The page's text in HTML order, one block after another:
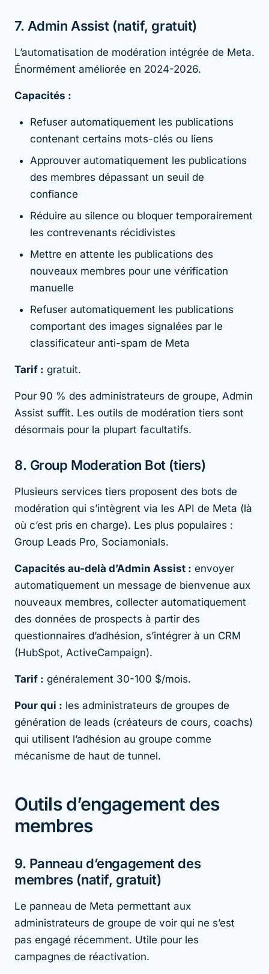
7. Admin Assist (natif, gratuit)
L’automatisation de modération intégrée de Meta.
Énormément améliorée en 2024-2026.
Capacités :
Refuser automatiquement les publications
contenant certains mots-clés ou liens
Approuver automatiquement les publications
des membres dépassant un seuil de
confiance
Réduire au silence ou bloquer temporairement
les contrevenants récidivistes
Mettre en attente les publications des
nouveaux membres pour une vérification
manuelle
Refuser automatiquement les publications
comportant des images signalées par le
classificateur anti-spam de Meta
Tarif : gratuit.
Pour 90 % des administrateurs de groupe, Admin
Assist suffit. Les outils de modération tiers sont
désormais pour la plupart facultatifs.
8. Group Moderation Bot (tiers)
Plusieurs services tiers proposent des bots de
modération qui s’intègrent via les API de Meta (là
où c’est pris en charge). Les plus populaires :
Group Leads Pro, Sociamonials.
Capacités au-delà d’Admin Assist : envoyer
automatiquement un message de bienvenue aux
nouveaux membres, collecter automatiquement
des données de prospects à partir des
questionnaires d’adhésion, s’intégrer à un CRM
(HubSpot, ActiveCampaign).
Tarif : généralement 30-100 $/mois.
Pour qui : les administrateurs de groupes de
génération de leads (créateurs de cours, coachs)
qui utilisent l’adhésion au groupe comme
mécanisme de haut de tunnel.
Outils d’engagement des
membres
9. Panneau d’engagement des
membres (natif, gratuit)
Le panneau de Meta permettant aux
administrateurs de groupe de voir qui ne s’est
pas engagé récemment. Utile pour les
campagnes de réactivation.